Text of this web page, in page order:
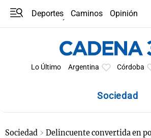
Deportes Caminos
Opinión
Lo Último Argentina Córdoba
Sociedad
Sociedad Delincuente convertida en